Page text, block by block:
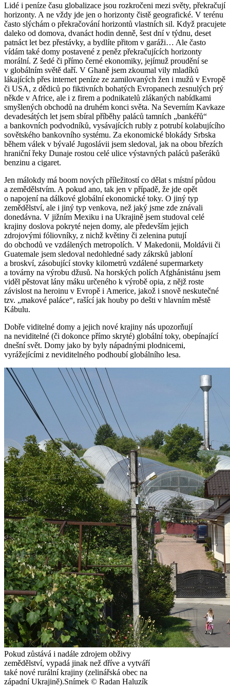
Lidé i peníze času globalizace jsou rozkročeni mezi světy, překračují
horizonty. A ne vždy jde jen o horizonty čistě geografické. V terénu
často slýchám o překračování horizontů vlastních sil. Když pracujete
daleko od domova, dvanáct hodin denně, šest dní v týdnu, deset
patnáct let bez přestávky, a bydlíte přitom v garáži… Ale často
vídám také domy postavené z peněz překračujících horizonty
morální. Z šedé či přímo černé ekonomiky, jejímuž proudění se
v globálním světě daří. V Ghaně jsem zkoumal vily mladíků
lákajících přes internet peníze ze zamilovaných žen i mužů v Evropě
či USA, z dědiců po fiktivních bohatých Evropanech zesnulých prý
někde v Africe, ale i z firem a podnikatelů zlákaných nabídkami
smyšlených obchodů na druhém konci světa. Na Severním Kavkaze
devadesátých let jsem sbíral příběhy paláců tamních „bankéřů“
a bankovních podvodníků, vysávajících rubly z potrubí kolabujícího
sovětského bankovního systému. Za ekonomické blokády Srbska
během válek v bývalé Jugoslávii jsem sledoval, jak na obou březích
hraniční řeky Dunaje rostou celé ulice výstavných paláců pašeráků
benzinu a cigaret.
Jen málokdy má boom nových příležitostí co dělat s místní půdou
a zemědělstvím. A pokud ano, tak jen v případě, že jde opět
o napojení na dálkové globální ekonomické toky. O jiný typ
zemědělství, ale i jiný typ venkova, než jaký jsme zde znávali
donedávna. V jižním Mexiku i na Ukrajině jsem studoval celé
krajiny doslova pokryté nejen domy, ale především jejich
zdrojovými fóliovníky, z nichž květiny či zelenina putují
do obchodů ve vzdálených metropolích. V Makedonii, Moldávii či
Guatemale jsem sledoval nedohledné sady zákrsků jabloní
a broskví, zásobující stovky kilometrů vzdálené supermarkety
a továrny na výrobu džusů. Na horských polích Afghánistánu jsem
viděl pěstovat lány máku určeného k výrobě opia, z nějž roste
závislost na heroinu v Evropě i Americe, jakož i snově neskutečné
tzv. „makové paláce“, rašící jak houby po dešti v hlavním městě
Kábulu.
Dobře viditelné domy a jejich nové krajiny nás upozorňují
na neviditelné (či dokonce přímo skryté) globální toky, obepínající
dnešní svět. Domy jako by byly nápadnými plodnicemi,
vyrážejícími z neviditelného podhoubí globálního lesa.
Pokud zůstává i nadále zdrojem obživy
zemědělství, vypadá jinak než dříve a vytváří
také nové rurální krajiny (zelinářská obec na
západní Ukrajině).Snímek © Radan Haluzík